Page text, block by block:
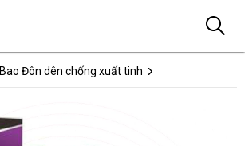
Bao Đôn dên chống xuất tinh